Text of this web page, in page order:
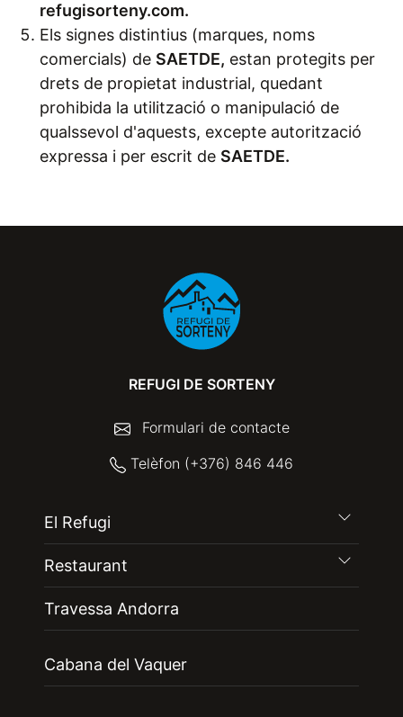
refugisorteny.com.
Els signes distintius (marques, noms
comercials) de SAETDE, estan protegits per
drets de propietat industrial, quedant
prohibida la utilització o manipulació de
qualssevol d'aquests, excepte autorització
expressa i per escrit de SAETDE.
REFUGI DE SORTENY
Formulari de contacte
Telèfon (+376) 846 446
El Refugi
Restaurant
Travessa Andorra
Cabana del Vaquer